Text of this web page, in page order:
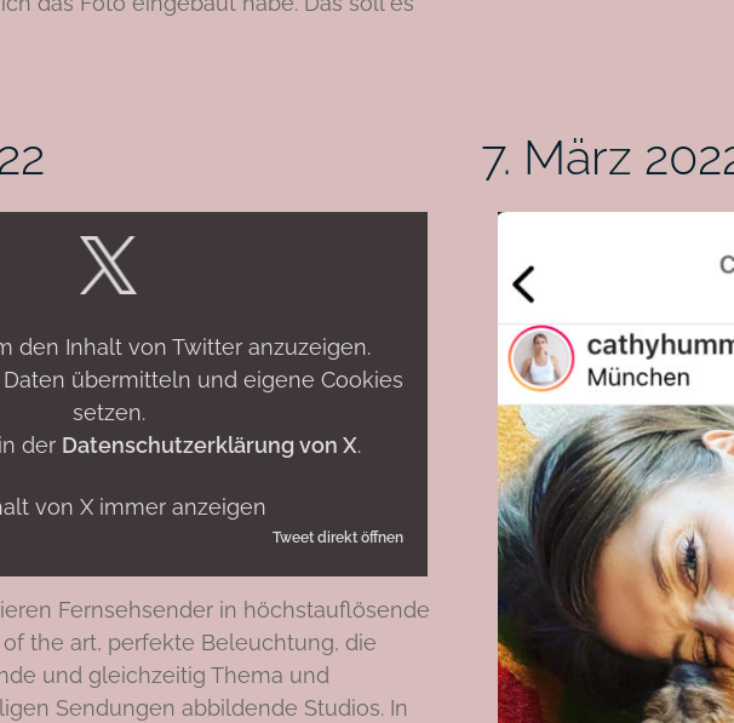
den Inhalt von Twitter anzuzeigen.
übermitteln und eigene Cookies
setzen.
der Datenschutzerklärung von X.
von X immer anzeigen
Tweet direkt öffnen
Fernsehsender in höchstauflösende
the art, perfekte Beleuchtung, die
und gleichzeitig Thema und
Sendungen abbildende Studios. In
7. März